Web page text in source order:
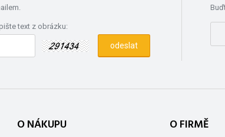
text z obrázku:
O NÁKUPU O FIRMĚ